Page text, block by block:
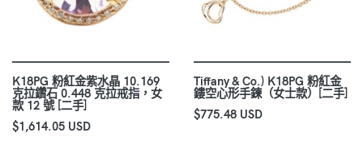
K18PG 粉紅金紫水晶 10.169
克拉鑽石 0.448 克拉戒指，女
款 12 號 [二手]
$1,614.05 USD
Tiffany & Co.) K18PG 粉紅金
鏤空心形手鍊（女士款）[二手]
$775.48 USD